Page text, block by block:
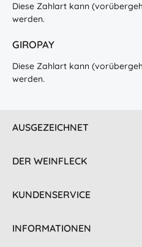
Diese Zahlart kann
werden.
GIROPAY
Diese Zahlart kann
werden.
AUSGEZEICHNET
DER WEINFLECK
KUNDENSERVICE
INFORMATIONEN